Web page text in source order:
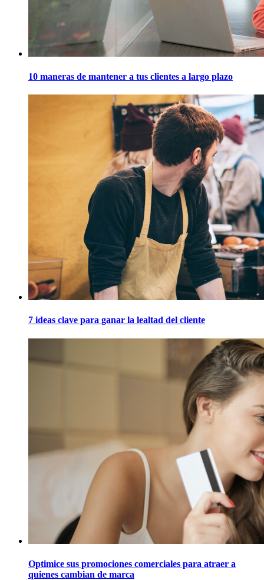
10 maneras de mantener a tus clientes a largo plazo
7 ideas clave para ganar la lealtad del cliente
Optimice sus promociones comerciales para atraer a
quienes cambian de marca